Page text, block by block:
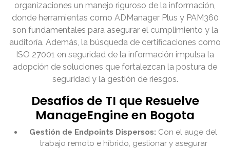
organizaciones un manejo riguroso de la información,
donde herramientas como ADManager Plus y PAM360
son fundamentales para asegurar el cumplimiento y la
auditoría. Además, la búsqueda de certificaciones como
ISO 27001 en seguridad de la información impulsa la
adopción de soluciones que fortalezcan la postura de
seguridad y la gestión de riesgos.
Desafíos de TI que Resuelve
ManageEngine en Bogota
Gestión de Endpoints Dispersos: Con el auge del
trabajo remoto e híbrido, gestionar y asegurar